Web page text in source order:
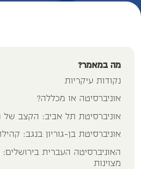
מה במאמר?
נקודות עיקריות
אוניברסיטה או מכללה?
אוניברסיטת תל אביב: הקצב של
אוניברסיטת בן-גוריון בנגב:
האוניברסיטה העברית
מצוינות